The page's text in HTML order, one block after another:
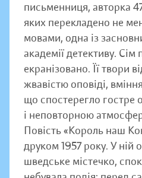
письменниця, авторка
яких перекладено не
мовами, одна із
академії детективу. Сім
екранізовано. Її твори
жвавістю оповіді,
що спостерегло гостре
і неповторною
Повість «Король наш
друком 1957 року. У ній
шведське містечко,